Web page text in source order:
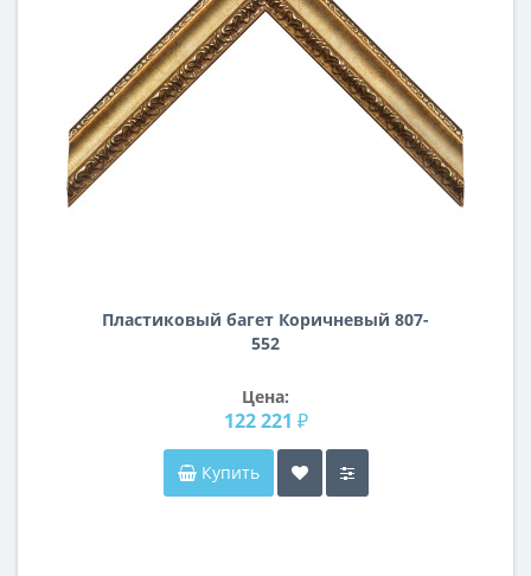
Пластиковый багет Коричневый 807-
552
Цена:
122 221 ₽
Купить